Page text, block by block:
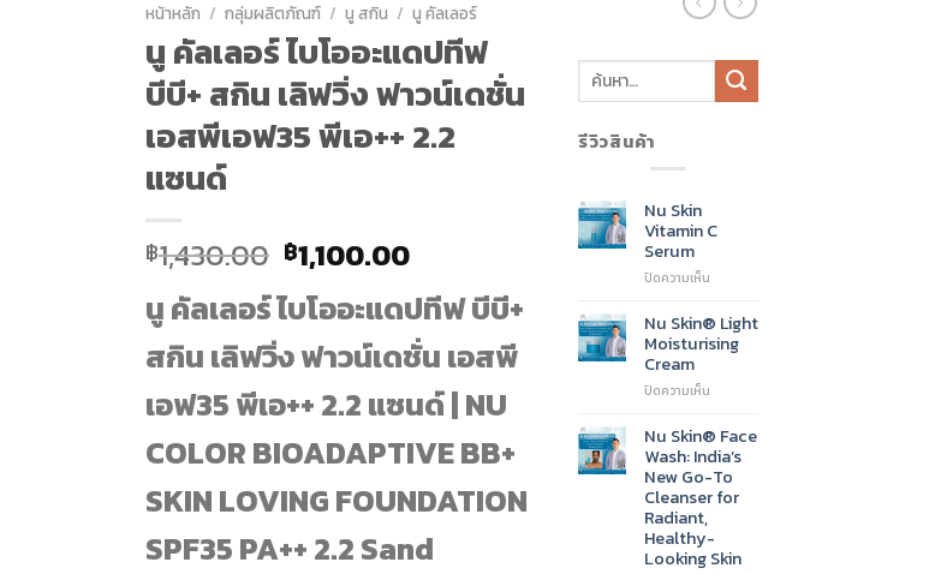
หน้าหลัก / กลุ่มผลิตภัณฑ์ / นู สกิน / นู คัลเลอร์
นู คัลเลอร์ ไบโออะแดปทีฟ
บีบี+ สกิน เลิฟวิ่ง ฟาวน์เดชั่น
เอสพีเอฟ35 พีเอ++ 2.2
แซนด์
฿1,430.00 Original
price
was:
฿1,430.00.
฿1,100.00Current
is:
฿1,100.00.
นู คัลเลอร์ ไบโออะแดปทีฟ บีบี+
สกิน เลิฟวิ่ง ฟาวน์เดชั่น เอสพี
เอฟ35 พีเอ++ 2.2 แซนด์ | NU
COLOR BIOADAPTIVE BB+
SKIN LOVING FOUNDATION
SPF35 PA++ 2.2 Sand
รีวิวสินค้า
Nu Skin
Vitamin C
Serum
ปิดความเห็น
Skin
Vitamin
C
Nu Skin® Light
Moisturising
Cream
ปิดความเห็น
Skin®
Light
Moisturising
Cream
Nu Skin® Face
Wash: India’s
New Go-To
Cleanser for
Radiant,
Healthy-
Looking Skin